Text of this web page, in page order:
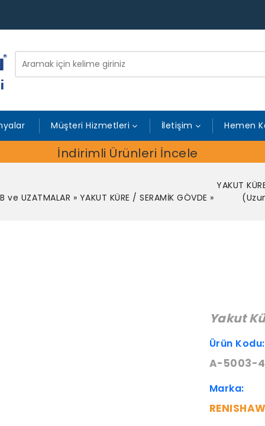
Müşteri Hizmetleri İletişim Hemen
İndirimli Ürünleri İncele
ve UZATMALAR » YAKUT KÜRE / SERAMİK GÖVDE »
YAKUT
Yakut
Ürün Kodu:
A-5003-
Marka:
RENISHAW